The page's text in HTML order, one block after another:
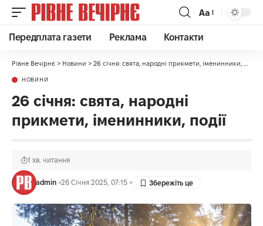
Аа
Передплата газети Реклама Контакти
Рівне Вечірнє > Новини > 26 січня: свята, народні прикмети, іменинники, події
НОВИНИ
26 січня: свята, народні
прикмети, іменинники, події
admin 26 Січня 2025, 07:15
1 хв. читання